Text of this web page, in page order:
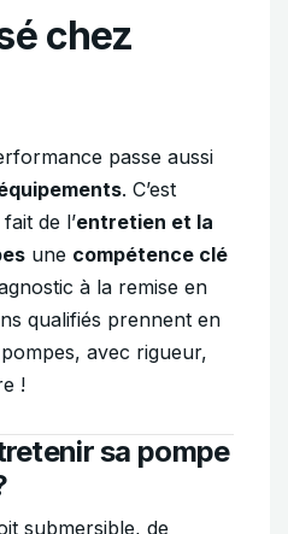
chez
passe aussi
. C’est
de l’entretien et la
une compétence clé
à la remise en
qualifiés prennent en
avec rigueur,
!
sa pompe
submersible, de